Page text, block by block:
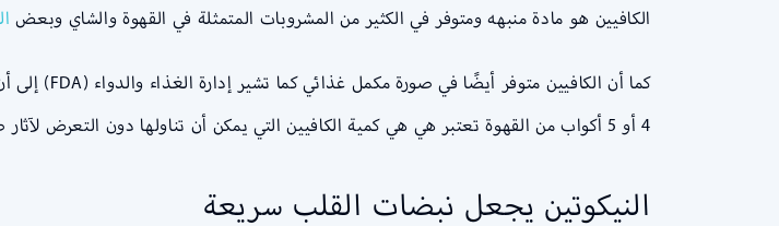
الكافيين هو مادة منبهه ومتوفر في الكثير من المشروبات المتمثلة في القهوة والشاي وبعض
4 أو 5 أكواب من القهوة تعتبر هي هي كمية الكافيين التي يمكن أن تناولها دون التعرض لآثار ضارة وهذا يقوم على مدى حساسيته للكافيين.
النيكوتين يجعل نبضات القلب سريعة